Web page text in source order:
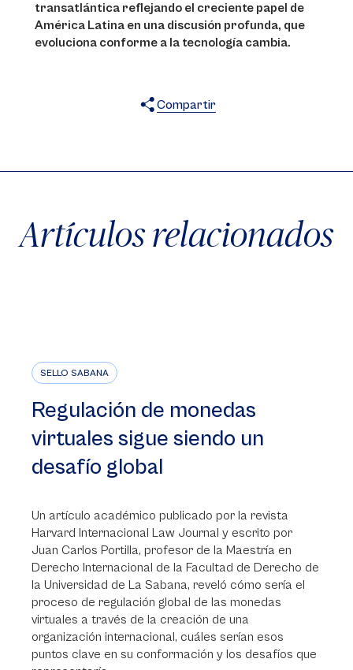
transatlántica reflejando el creciente papel de
América Latina en una discusión profunda, que
evoluciona conforme a la tecnología cambia.
Compartir
Artículos relacionados
SELLO SABANA
Regulación de monedas
virtuales sigue siendo un
desafío global
Un artículo académico publicado por la revista
Harvard Internacional Law Journal y escrito por
Juan Carlos Portilla, profesor de la Maestría en
Derecho Internacional de la Facultad de Derecho de
la Universidad de La Sabana, reveló cómo sería el
proceso de regulación global de las monedas
virtuales a través de la creación de una
organización internacional, cuáles serían esos
puntos clave en su conformación y los desafíos que